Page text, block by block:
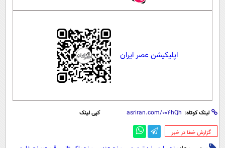
اپلیکیشن عصر ایران
لینک کوتاه: کپی لینک
‌گزارش خطا در خبر